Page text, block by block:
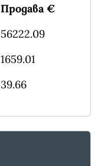
Продава €
56222.09
1659.01
39.66